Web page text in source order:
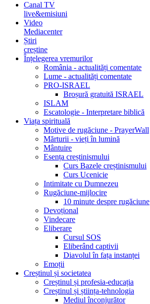
Canal TV
live&emisiuni
Video
Mediacenter
Știri
creștine
Înțelegerea vremurilor
România - actualități comentate
Lume - actualități comentate
PRO-ISRAEL
Broșură gratuită ISRAEL
ISLAM
Escatologie - Interpretare biblică
Viața spirituală
Motive de rugăciune - PrayerWall
Mărturii - vieți în lumină
Mântuire
Esența creștinismului
Curs Bazele creștinismului
Curs Ucenicie
Intimitate cu Dumnezeu
Rugăciune-mijlocire
10 minute despre rugăciune
Devoțional
Vindecare
Eliberare
Cursul SOS
Eliberând captivii
Diavolul în fața instanței
Emoții
Creștinul și societatea
Creștinul și profesia-educația
Creștinul și știința-tehnologia
Mediul înconjurător